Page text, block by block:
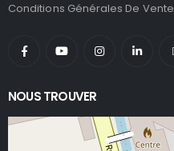
Conditions Générales De Vente
NOUS TROUVER